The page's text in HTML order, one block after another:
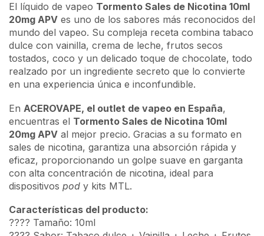
El líquido de vapeo Tormento Sales de Nicotina 10ml
20mg APV es uno de los sabores más reconocidos del
mundo del vapeo. Su compleja receta combina tabaco
dulce con vainilla, crema de leche, frutos secos
tostados, coco y un delicado toque de chocolate, todo
realzado por un ingrediente secreto que lo convierte
en una experiencia única e inconfundible.
En ACEROVAPE, el outlet de vapeo en España,
encuentras el Tormento Sales de Nicotina 10ml
20mg APV al mejor precio. Gracias a su formato en
sales de nicotina, garantiza una absorción rápida y
eficaz, proporcionando un golpe suave en garganta
con alta concentración de nicotina, ideal para
dispositivos pod y kits MTL.
Características del producto:
???? Tamaño: 10ml